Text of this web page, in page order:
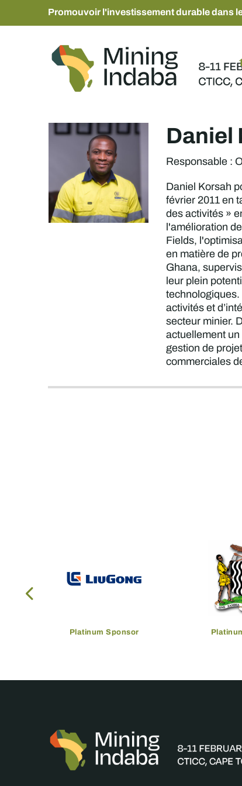
Promouvoir l'investissement durable dans
Daniel
Responsable :
Daniel Korsah
février 2011 en
des activités »
l'amélioration
Fields,
en matière de
Ghana,
leur plein
activités et
secteur minier.
actuellement
gestion de
commerciales
Platinum Sponsor